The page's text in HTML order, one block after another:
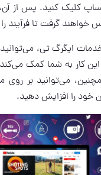
کلیک کنید. پس از
خواهند گرفت تا فرآیند
خدمات ایگرگ تی،
کار به شما کمک
می‌توانید بر روی
خود را افزایش دهید.